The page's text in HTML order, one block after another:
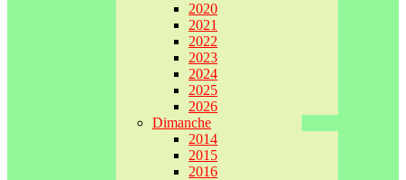
2020
2021
2022
2023
2024
2025
2026
Dimanche
2014
2015
2016